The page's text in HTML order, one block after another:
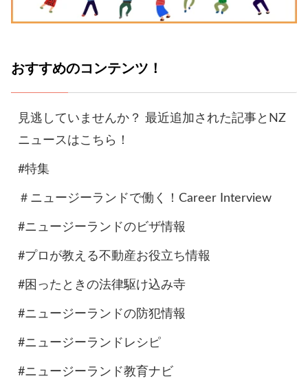
おすすめのコンテンツ！
見逃していませんか？ 最近追加された記事とNZ
ニュースはこちら！
#特集
＃ニュージーランドで働く！Career Interview
#ニュージーランドのビザ情報
#プロが教える不動産お役立ち情報
#困ったときの法律駆け込み寺
#ニュージーランドの防犯情報
#ニュージーランドレシピ
#ニュージーランド教育ナビ